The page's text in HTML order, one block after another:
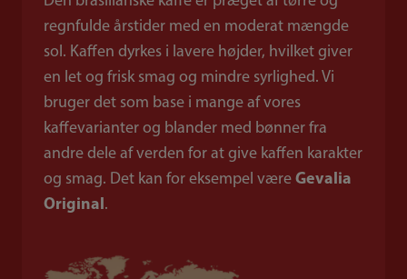
regnfulde årstider med en moderat mængde
sol. Kaffen dyrkes i lavere højder, hvilket giver
en let og frisk smag og mindre syrlighed. Vi
bruger det som base i mange af vores
kaffevarianter og blander med bønner fra
andre dele af verden for at give kaffen karakter
og smag. Det kan for eksempel være Gevalia
Original.